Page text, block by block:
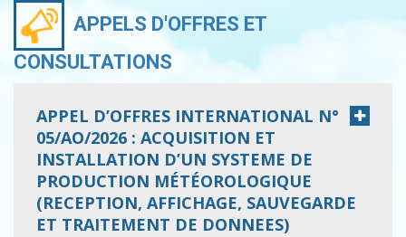
APPELS D'OFFRES ET
CONSULTATIONS
APPEL D’OFFRES INTERNATIONAL N°
05/AO/2026 : ACQUISITION ET
INSTALLATION D’UN SYSTEME DE
PRODUCTION MÉTÉOROLOGIQUE
(RECEPTION, AFFICHAGE, SAUVEGARDE
ET TRAITEMENT DE DONNEES)